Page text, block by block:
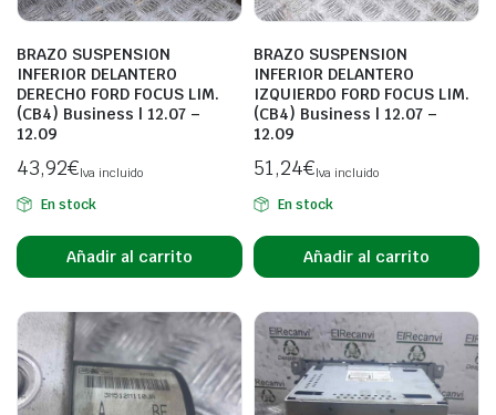
BRAZO SUSPENSION
INFERIOR DELANTERO
DERECHO FORD FOCUS LIM.
(CB4) Business | 12.07 –
12.09
43,92€Iva incluido
En stock
Añadir al carrito
BRAZO SUSPENSION
INFERIOR DELANTERO
IZQUIERDO FORD FOCUS LIM.
(CB4) Business | 12.07 –
12.09
51,24€Iva incluido
En stock
Añadir al carrito